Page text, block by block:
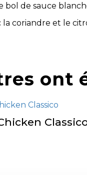
bol de sauce
la coriandre et le
ont